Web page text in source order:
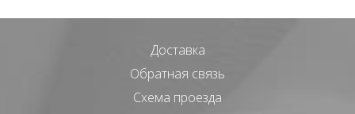
Доставка
Обратная связь
Схема проезда